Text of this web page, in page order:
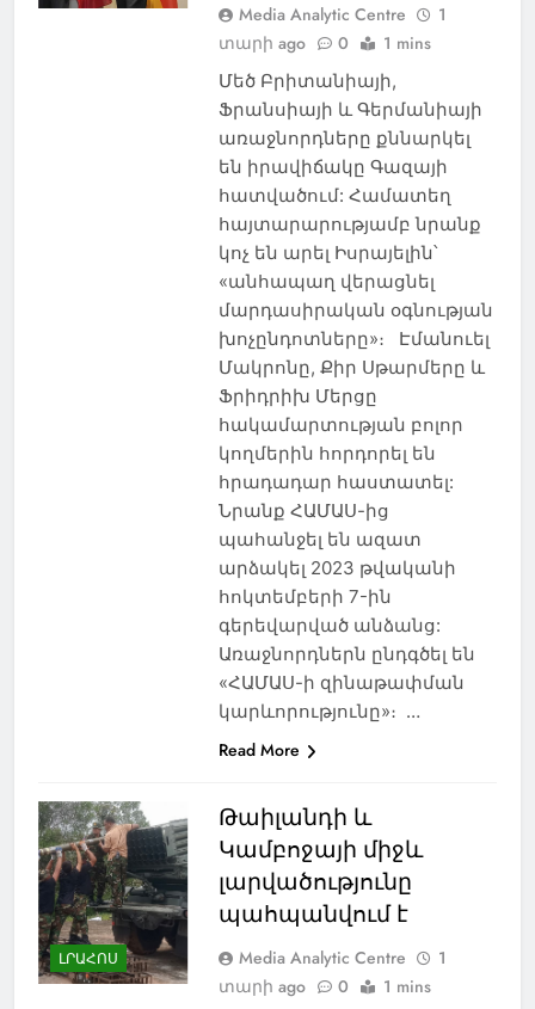
Media Analytic Centre
1
տարի ago
0 1 mins
Մեծ Բրիտանիայի,
Ֆրանսիայի և Գերմանիայի
առաջնորդները քննարկել
են իրավիճակը Գազայի
հատվածում: Համատեղ
հայտարարությամբ նրանք
կոչ են արել Իսրայելին՝
«անհապաղ վերացնել
մարդասիրական օգնության
խոչընդոտները»։ Էմանուել
Մակրոնը, Քիր Սթարմերը և
Ֆրիդրիխ Մերցը
հակամարտության բոլոր
կողմերին հորդորել են
հրադադար հաստատել:
Նրանք ՀԱՄԱՍ-ից
պահանջել են ազատ
արձակել 2023 թվականի
հոկտեմբերի 7-ին
գերեվարված անձանց:
Առաջնորդներն ընդգծել են
«ՀԱՄԱՍ-ի զինաթափման
կարևորությունը»։ …
Read More
ԼՐԱՀՈՍ
Թաիլանդի և
Կամբոջայի միջև
լարվածությունը
պահպանվում է
Media Analytic Centre
1
տարի ago
0 1 mins